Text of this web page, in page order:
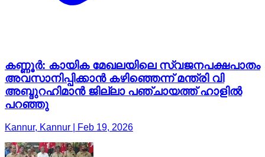
കണ്ണൂർ: കായിക മേഖലയിലെ സ്വജനപക്ഷപാതം
അവസാനിപ്പിക്കാൻ കഴിഞ്ഞെന്ന് മന്ത്രി വി
അബ്ദുറഹിമാൻ ജില്ലാ പഞ്ചായത്ത് ഹാളിൽ
പറഞ്ഞു
Kannur, Kannur | Feb 19, 2026